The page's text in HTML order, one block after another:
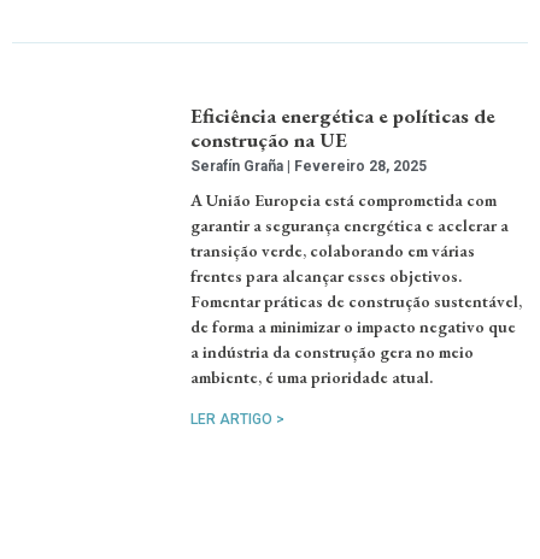
Eficiência energética e políticas de
construção na UE
Serafín Graña Fevereiro 28, 2025
A União Europeia está comprometida com
garantir a segurança energética e acelerar a
transição verde, colaborando em várias
frentes para alcançar esses objetivos.
Fomentar práticas de construção sustentável,
de forma a minimizar o impacto negativo que
a indústria da construção gera no meio
ambiente, é uma prioridade atual.
LER ARTIGO >